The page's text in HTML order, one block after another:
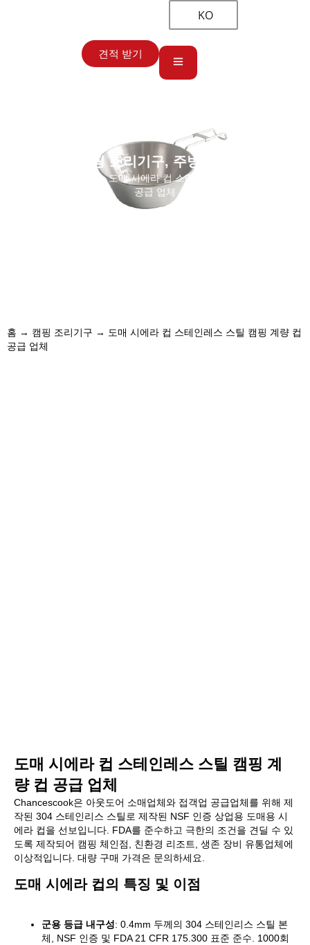
KO
견적 받기
캠핑 조리기구, 주방 용품
→ 도매 시에라 컵 스테인레스 스틸 캠핑 계량 컵
공급 업체
홈 → 캠핑 조리기구 → 도매 시에라 컵 스테인레스 스틸 캠핑 계량 컵
공급 업체
도매 시에라 컵 스테인레스 스틸 캠핑 계
량 컵 공급 업체
Chancescook은 아웃도어 소매업체와 접객업 공급업체를 위해 제
작된 304 스테인리스 스틸로 제작된 NSF 인증 상업용 도매용 시
에라 컵을 선보입니다. FDA를 준수하고 극한의 조건을 견딜 수 있
도록 제작되어 캠핑 체인점, 친환경 리조트, 생존 장비 유통업체에
이상적입니다. 대량 구매 가격은 문의하세요.
도매 시에라 컵의 특징 및 이점
군용 등급 내구성: 0.4mm 두께의 304 스테인리스 스틸 본
체, NSF 인증 및 FDA 21 CFR 175.300 표준 준수. 1000회